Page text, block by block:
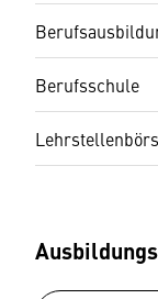
Berufsschule